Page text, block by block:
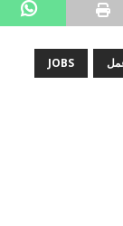
JOBS